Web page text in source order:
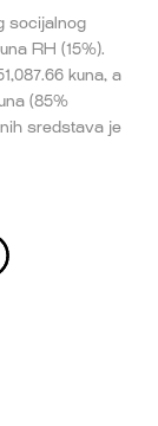
socijalnog
RH (15%).
kuna, a
(85%
sredstava je